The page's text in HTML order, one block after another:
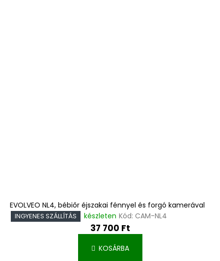
EVOLVEO NL4, bébiőr éjszakai fénnyel és forgó kamerával
INGYENES SZÁLLÍTÁS készleten Kód: CAM-NL4
37 700 Ft
KOSÁRBA